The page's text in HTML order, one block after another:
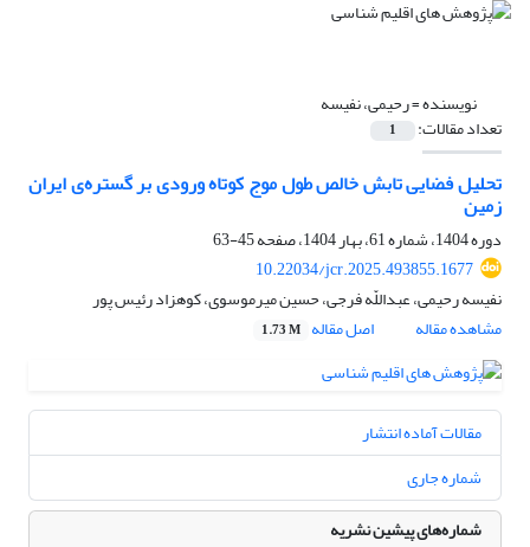
نویسنده =رحیمی، نفیسه
تعداد مقالات: 1
تحلیل فضایی تابش خالص طول موج کوتاه ورودی بر گستره‌ی ایران
زمین
دوره 1404، شماره 61، بهار 1404، صفحه
45-63
10.22034/jcr.2025.493855.1677
نفیسه رحیمی، عبداللّه فرجی، حسین میرموسوی، کوهزاد رئیس پور
مشاهده مقاله
اصل مقاله 1.73 M
مقالات آماده انتشار
شماره جاری
شماره‌های پیشین نشریه